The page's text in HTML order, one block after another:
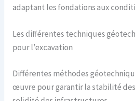
adaptant les fondations aux
Les différentes techniques
pour l’excavation
Différentes méthodes
œuvre pour garantir la stabilité